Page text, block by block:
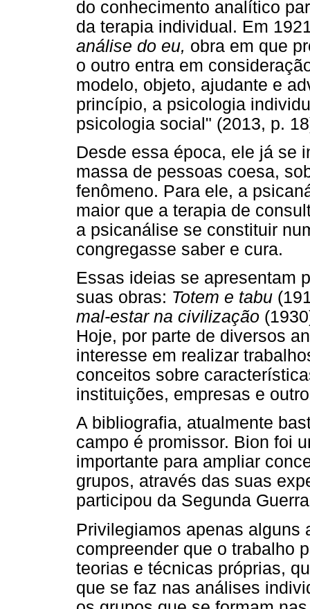
do conhecimento analítico
da terapia individual. Em
análise do eu, obra em que
o outro entra em
modelo, objeto, ajudante e
princípio, a psicologia
psicologia social" (2013, p.
Desde essa época, ele já se
massa de pessoas coesa,
fenômeno. Para ele, a
maior que a terapia de
a psicanálise se constituir
congregasse saber e cura.
Essas ideias se apresentam
suas obras: Totem e tabu
mal-estar na civilização
Hoje, por parte de diversos
interesse em realizar
conceitos sobre
instituições, empresas e
A bibliografia, atualmente
campo é promissor. Bion foi
importante para ampliar
grupos, através das suas
participou da Segunda
Privilegiamos apenas alguns
compreender que o trabalho
teorias e técnicas próprias,
que se faz nas análises